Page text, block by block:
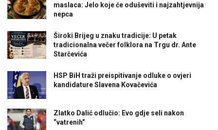
maslaca: Jelo koje će oduševiti i najzahtjevnija
nepca
Široki Brijeg u znaku tradicije: U petak
tradicionalna večer folklora na Trgu dr. Ante
Starčevića
HSP BiH traži preispitivanje odluke o ovjeri
kandidature Slavena Kovačevića
Zlatko Dalić odlučio: Evo gdje seli nakon
“vatrenih”